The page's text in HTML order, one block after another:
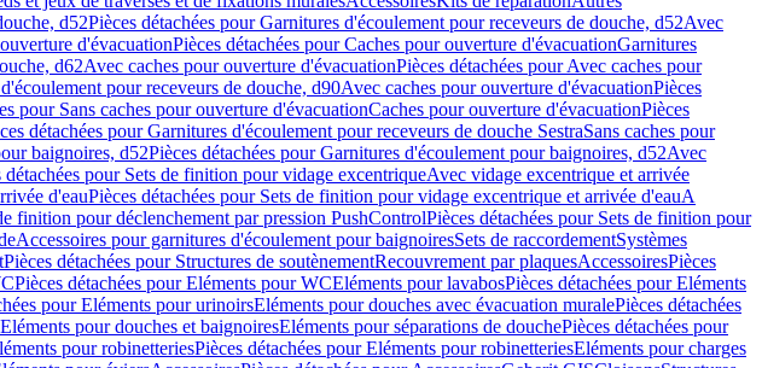
d52Pièces détachées pour Garnitures d'écoulement pour receveurs de douche, d52Avec
d'évacuationPièces détachées pour Caches pour ouverture d'évacuationGarnitures
d62Avec caches pour ouverture d'évacuationPièces détachées pour Avec caches pour
pour receveurs de douche, d90Avec caches pour ouverture d'évacuationPièces
pour Sans caches pour ouverture d'évacuationCaches pour ouverture d'évacuationPièces
détachées pour Garnitures d'écoulement pour receveurs de douche SestraSans caches pour
baignoires, d52Pièces détachées pour Garnitures d'écoulement pour baignoires, d52Avec
détachées pour Sets de finition pour vidage excentriqueAvec vidage excentrique et arrivée
d'eauPièces détachées pour Sets de finition pour vidage excentrique et arrivée d'eauA
finition pour déclenchement par pression PushControlPièces détachées pour Sets de finition pour
Accessoires pour garnitures d'écoulement pour baignoiresSets de raccordementSystèmes
Pièces détachées pour Structures de soutènementRecouvrement par plaquesAccessoiresPièces
Pièces détachées pour Eléments pour WCEléments pour lavabosPièces détachées pour Eléments
pour Eléments pour urinoirsEléments pour douches avec évacuation muralePièces détachées
pour douches et baignoiresEléments pour séparations de douchePièces détachées pour
pour robinetteriesPièces détachées pour Eléments pour robinetteriesEléments pour charges